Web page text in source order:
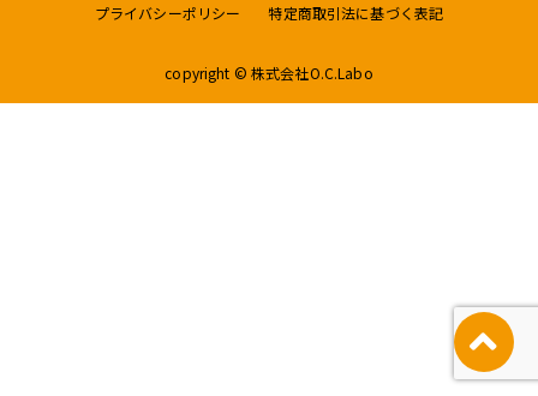
プライバシーポリシー 特定商取引法に基づく表記
copyright © 株式会社O.C.Labo